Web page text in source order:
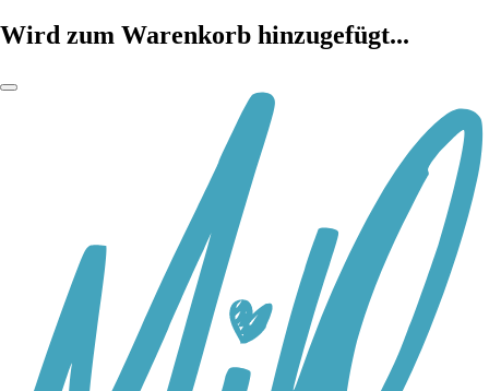
Wird zum Warenkorb hinzugefügt...